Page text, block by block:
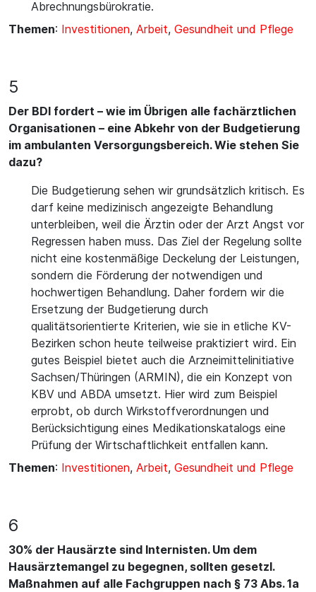
Abrechnungsbürokratie.
Themen: Investitionen, Arbeit, Gesundheit und Pflege
5
Der BDI fordert – wie im Übrigen alle fachärztlichen
Organisationen – eine Abkehr von der Budgetierung
im ambulanten Versorgungsbereich. Wie stehen Sie
dazu?
Die Budgetierung sehen wir grundsätzlich kritisch. Es
darf keine medizinisch angezeigte Behandlung
unterbleiben, weil die Ärztin oder der Arzt Angst vor
Regressen haben muss. Das Ziel der Regelung sollte
nicht eine kostenmäßige Deckelung der Leistungen,
sondern die Förderung der notwendigen und
hochwertigen Behandlung. Daher fordern wir die
Ersetzung der Budgetierung durch
qualitätsorientierte Kriterien, wie sie in etliche KV-
Bezirken schon heute teilweise praktiziert wird. Ein
gutes Beispiel bietet auch die Arzneimittelinitiative
Sachsen/Thüringen (ARMIN), die ein Konzept von
KBV und ABDA umsetzt. Hier wird zum Beispiel
erprobt, ob durch Wirkstoffverordnungen und
Berücksichtigung eines Medikationskatalogs eine
Prüfung der Wirtschaftlichkeit entfallen kann.
Themen: Investitionen, Arbeit, Gesundheit und Pflege
6
30% der Hausärzte sind Internisten. Um dem
Hausärztemangel zu begegnen, sollten gesetzl.
Maßnahmen auf alle Fachgruppen nach § 73 Abs. 1a